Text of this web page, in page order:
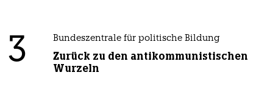
3 Bundeszentrale für politische Bildung
Zurück zu den antikommunistischen
Wurzeln